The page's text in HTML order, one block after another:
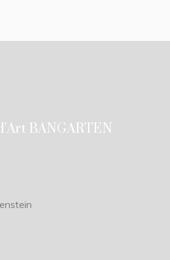
BANGARTEN